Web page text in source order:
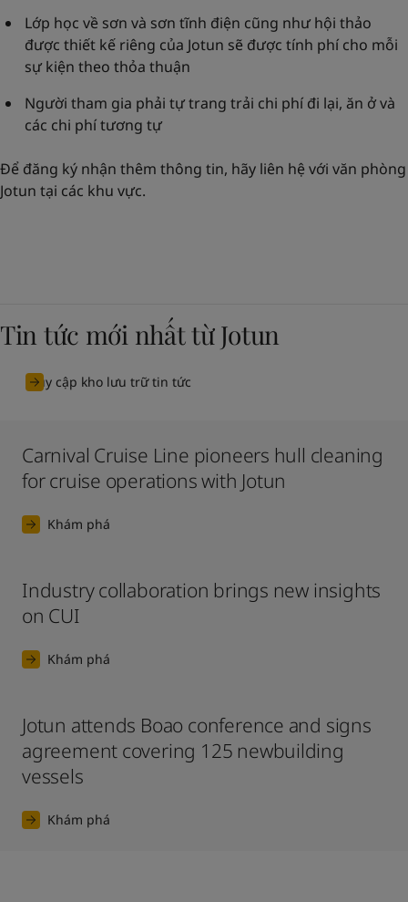
Lớp học về sơn và sơn tĩnh điện cũng như hội thảo
được thiết kế riêng của Jotun sẽ được tính phí cho mỗi
sự kiện theo thỏa thuận
Người tham gia phải tự trang trải chi phí đi lại, ăn ở và
các chi phí tương tự
Để đăng ký nhận thêm thông tin, hãy liên hệ với văn phòng
Jotun tại các khu vực.
Tin tức mới nhất từ Jotun
Truy cập kho lưu trữ tin tức
Carnival Cruise Line pioneers hull cleaning
for cruise operations with Jotun
Khám phá
Industry collaboration brings new insights
on CUI
Khám phá
Jotun attends Boao conference and signs
agreement covering 125 newbuilding
vessels
Khám phá